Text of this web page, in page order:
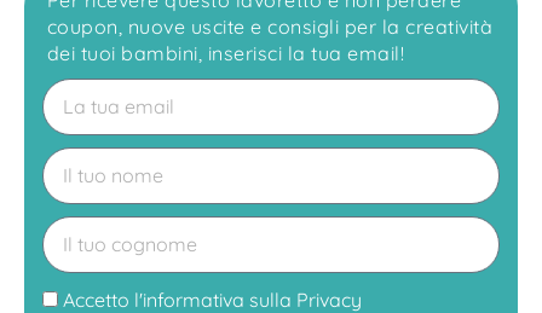
coupon, nuove uscite e consigli per la creatività
dei tuoi bambini, inserisci la tua email!
Accetto l'informativa sulla Privacy